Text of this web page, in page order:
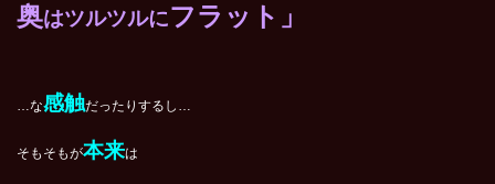
奥はツルツルにフラット」
…な感触だったりするし…
そもそもが本来は